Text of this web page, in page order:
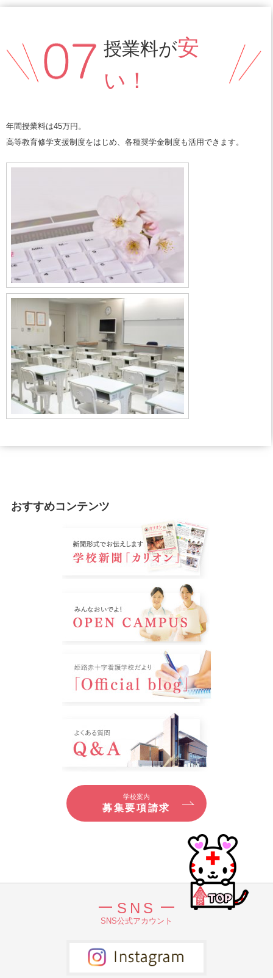
授業料が安
い！
年間授業料は45万円。
高等教育修学支援制度をはじめ、各種奨学金制度も活用できます。
おすすめコンテンツ
学校案内
募集要項請求
SNS
SNS公式アカウント